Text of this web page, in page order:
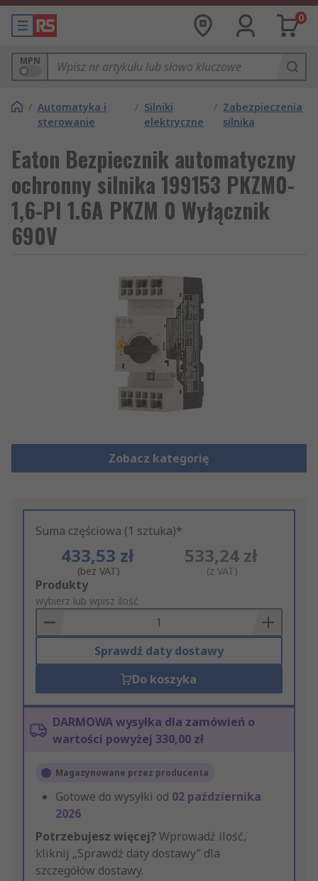
0
MPN
/ Automatyka i
sterowanie
/ Silniki
elektryczne
/ Zabezpieczenia
silnika
Eaton Bezpiecznik automatyczny
ochronny silnika 199153 PKZM0-
1,6-PI 1.6A PKZM 0 Wyłącznik
690V
Zobacz kategorię
Suma częściowa (1 sztuka)*
433,53 zł
(bez VAT)
533,24 zł
(z VAT)
Add
to
Basket
Produkty
wybierz lub wpisz ilość
Sprawdź daty dostawy
Do koszyka
DARMOWA wysyłka dla zamówień o
wartości powyżej 330,00 zł
Magazynowane przez producenta
Gotowe do wysyłki od 02 października
2026
Potrzebujesz więcej? Wprowadź ilość,
kliknij „Sprawdź daty dostawy” dla
szczegółów dostawy.